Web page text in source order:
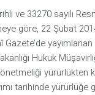
ve 33270 sayılı
göre, 22 Şubat
Gazete’de
Hukuk
yürürlükten
tarihinde yürürlüğe